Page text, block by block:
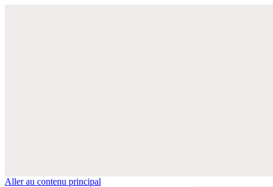
Aller au contenu principal